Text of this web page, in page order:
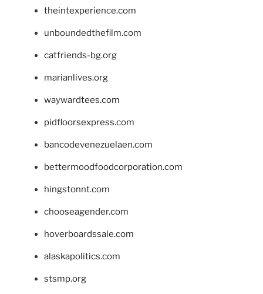
theintexperience.com
unboundedthefilm.com
catfriends-bg.org
marianlives.org
waywardtees.com
pidfloorsexpress.com
bancodevenezuelaen.com
bettermoodfoodcorporation.com
hingstonnt.com
chooseagender.com
hoverboardssale.com
alaskapolitics.com
stsmp.org